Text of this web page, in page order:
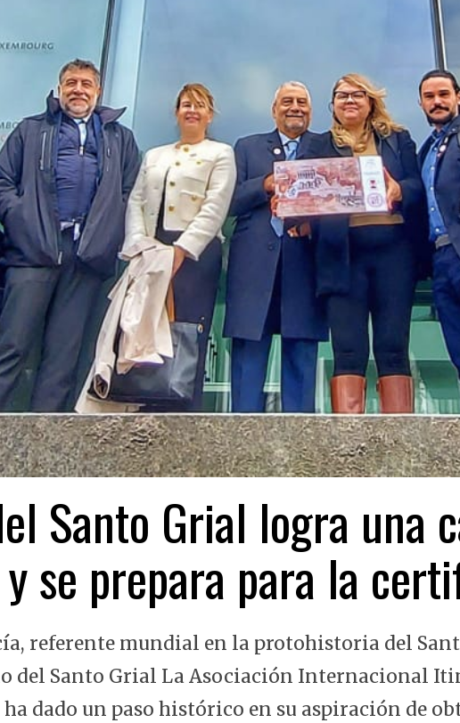
Santo Grial logra una
y se prepara para la
referente mundial en la protohistoria del
del Santo Grial La Asociación Internacional
ha dado un paso histórico en su aspiración de